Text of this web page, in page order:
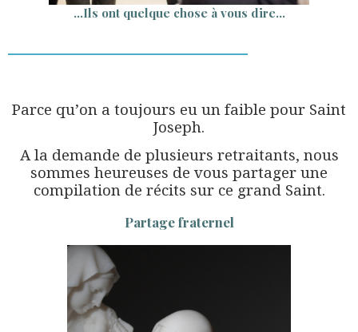
…Ils ont quelque chose à vous dire…
Parce qu’on a toujours eu un faible pour Saint
Joseph.
A la demande de plusieurs retraitants, nous
sommes heureuses de vous partager une
compilation de récits sur ce grand Saint.
Partage fraternel